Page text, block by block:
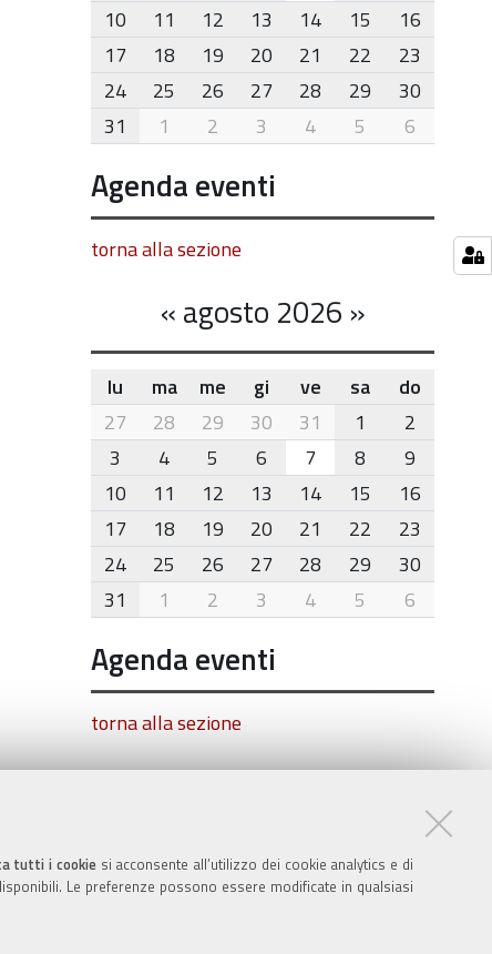
tutti i cookiesi acconsente all’utilizzo dei cookie analytics e di
Le preferenze possono essere modificate in qualsiasi
10
11 12 13 14 15
16
17
18 19 20 21 22
23
24
25 26 27 28 29
30
31
1 2 3 4 5 6
Agenda eventi
torna alla sezione
«agosto 2026 »
month-
8
lu ma me gi ve sa
do
27
28 29 30 31 1
2
3
4 5 6 7 8
9
10
11 12 13 14 15
16
17
18 19 20 21 22
23
24
25 26 27 28 29
30
31
1 2 3 4 5 6
Agenda eventi
torna alla sezione